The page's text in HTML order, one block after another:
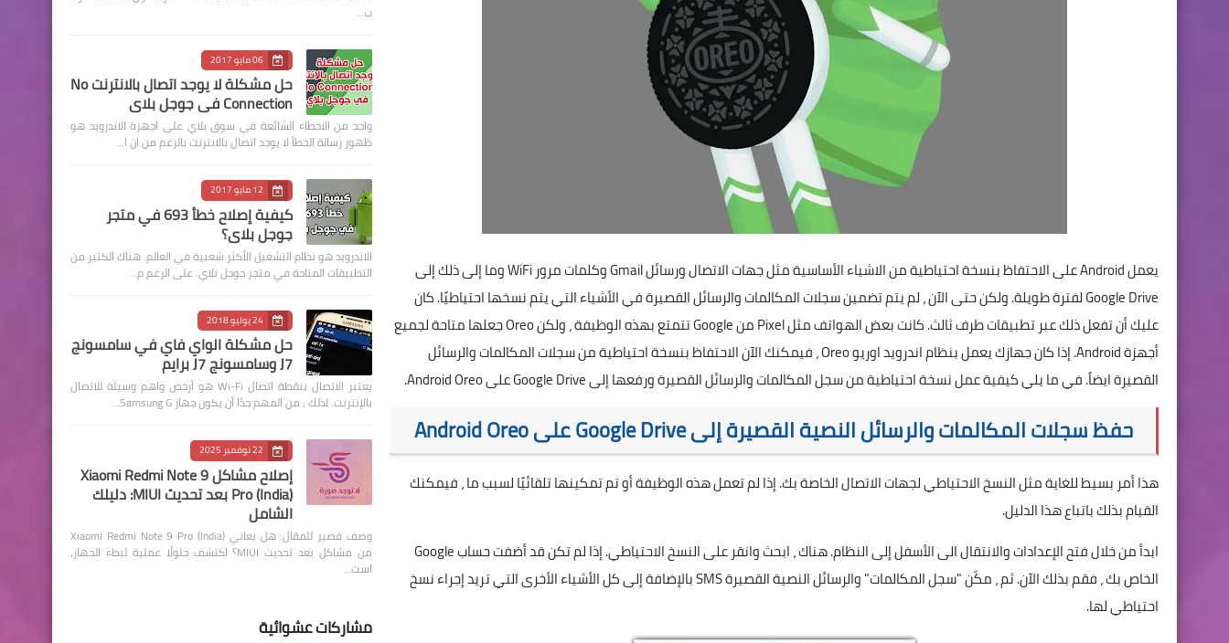
يعمل Android على الاحتفاظ بنسخة احتياطية من الاشياء الأساسية مثل جهات الاتصال ورسائل Gmail وكلمات مرور WiFi وما إلى ذلك إلى
Google Drive لفترة طويلة. ولكن حتى الآن ، لم يتم تضمين سجلات المكالمات والرسائل القصيرة في الأشياء التي يتم نسخها احتياطيًا. كان
عليك أن تفعل ذلك عبر تطبيقات طرف ثالث. كانت بعض الهواتف مثل Pixel من Google تتمتع بهذه الوظيفة ، ولكن Oreo جعلها متاحة لجميع
أجهزة Android. إذا كان جهازك يعمل بنظام اندرويد اوريو Oreo ، فيمكنك الآن الاحتفاظ بنسخة احتياطية من سجلات المكالمات والرسائل
القصيرة ايضاً. في ما يلي كيفية عمل نسخة احتياطية من سجل المكالمات والرسائل القصيرة ورفعها إلى Google Drive على Android Oreo.
حفظ سجلات المكالمات والرسائل النصية القصيرة إلى Google Drive على Android Oreo
هذا أمر بسيط للغاية مثل النسخ الاحتياطي لجهات الاتصال الخاصة بك. إذا لم تعمل هذه الوظيفة أو تم تمكينها تلقائيًا لسبب ما ، فيمكنك
القيام بذلك باتباع هذا الدليل.
ابدأ من خلال فتح الإعدادات والانتقال الى الأسفل إلى النظام. هناك ، ابحث وانقر على النسخ الاحتياطي. إذا لم تكن قد أضفت حساب Google
الخاص بك ، فقم بذلك الآن. ثم ، مكّن "سجل المكالمات" والرسائل النصية القصيرة SMS بالإضافة إلى كل الأشياء الأخرى التي تريد إجراء نسخ
احتياطي لها.
ب…
06 مايو 2017
حل مشكلة لا يوجد اتصال بالانترنت No
Connection في جوجل بلاي
واحد من الاخطاء الشائعة في سوق بلاي على اجهزة الاندرويد هو
ظهور رسالة الخطأ لا يوجد اتصال بالانترنت بالرغم من ان ا…
12 مايو 2017
كيفية إصلاح خطأ 693 في متجر
جوجل بلاي؟
الاندرويد هو نظام التشغيل الأكثر شعبية في العالم. هناك الكثير من
التطبيقات المتاحة في متجر جوجل بلاي. على الرغم م…
24 يوليو 2018
حل مشكلة الواي فاي في سامسونج
J7 وسامسونج J7 برايم
يعتبر الاتصال بنقطة اتصال Wi-Fi هو أرخص واهم وسيلة للاتصال
بالإنترنت. لذلك ، من المهم جدًا أن يكون جهاز Samsung G…
22 نوفمبر 2025
إصلاح مشاكل Xiaomi Redmi Note 9
Pro (India) بعد تحديث MIUI: دليلك
الشامل
وصف قصير للمقال: هل يعاني Xiaomi Redmi Note 9 Pro (India)
من مشاكل بعد تحديث MIUI؟ اكتشف حلولًا عملية لبطء الجهاز،
است…
مشاركات عشوائية